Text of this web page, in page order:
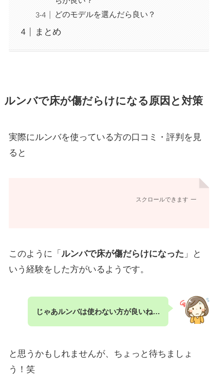
どのモデルを選んだら良い？
まとめ
ルンバで床が傷だらけになる原因と対策
実際にルンバを使っている方の口コミ・評判を見
ると
スクロールできます
このように「 ルンバで床が傷だらけになった 」と
いう経験をした方がいるようです。
じゃあルンバは使わない方が良いね…
と思うかもしれませんが、ちょっと待ちましょ
う！笑